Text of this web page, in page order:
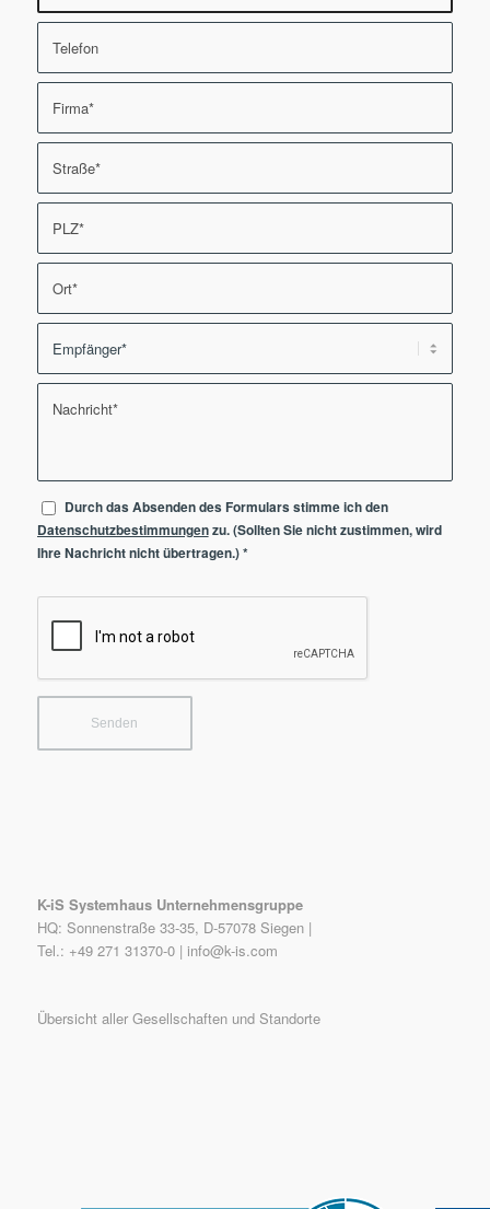
Durch das Absenden des Formulars stimme ich den
Datenschutzbestimmungenzu. (Sollten Sie nicht zustimmen, wird
Ihre Nachricht nicht übertragen.)*
K-iS Systemhaus Unternehmensgruppe
HQ: Sonnenstraße 33-35, D-57078 Siegen |
Tel.: +49 271 31370-0 | info@k-is.com
Übersicht aller Gesellschaften und Standorte